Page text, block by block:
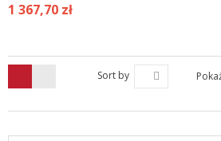
1 367,70 zł
Sort by